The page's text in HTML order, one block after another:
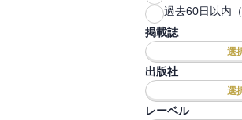
過去60日以内（
掲載誌
選
出版社
選
レーベル